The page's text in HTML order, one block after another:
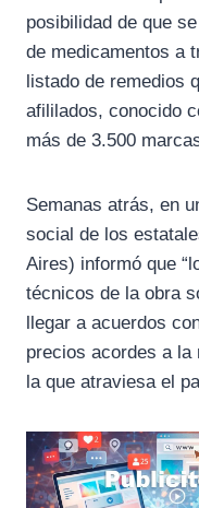
posibilidad de que
de medicamentos a
listado de remedios
afililados, conocido
más de 3.500
Semanas atrás, en
social de los
Aires) informó que
técnicos de la obra
llegar a acuerdos
precios acordes a
la que atraviesa el